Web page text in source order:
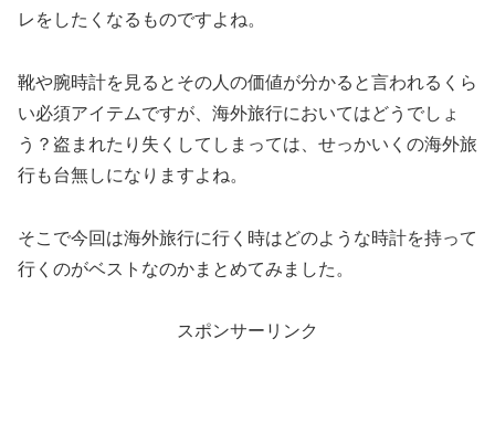
レをしたくなるものですよね。
靴や腕時計を見るとその人の価値が分かると言われるくら
い必須アイテムですが、海外旅行においてはどうでしょ
う？盗まれたり失くしてしまっては、せっかいくの海外旅
行も台無しになりますよね。
そこで今回は海外旅行に行く時はどのような時計を持って
行くのがベストなのかまとめてみました。
スポンサーリンク